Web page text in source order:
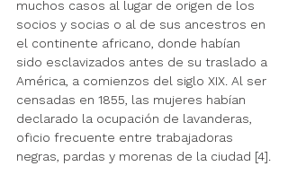
muchos casos al lugar de origen de los
socios y socias o al de sus ancestros en
el continente africano, donde habían
sido esclavizados antes de su traslado a
América, a comienzos del siglo XIX. Al ser
censadas en 1855, las mujeres habían
declarado la ocupación de lavanderas,
oficio frecuente entre trabajadoras
negras, pardas y morenas de la ciudad [4].